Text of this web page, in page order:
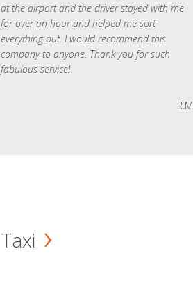
at the airport and the driver stayed with me
for over an hour and helped me sort
everything out. I would recommend this
company to anyone. Thank you for such
fabulous service!
R.M.
Taxi